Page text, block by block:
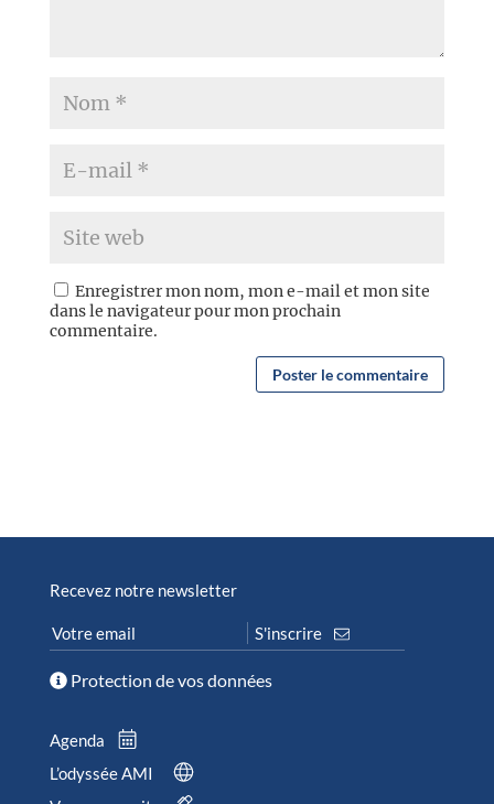
Enregistrer mon nom, mon e-mail et mon site
dans le navigateur pour mon prochain
commentaire.
Recevez notre newsletter
Protection de vos données
Agenda
L’odyssée AMI